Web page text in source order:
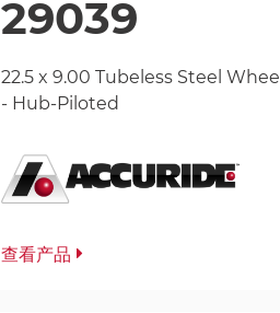
29039
22.5 x 9.00 Tubeless Steel Wheel
- Hub-Piloted
查看产品